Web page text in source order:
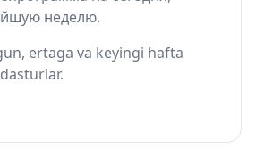
неделю.
ertaga va keyingi hafta